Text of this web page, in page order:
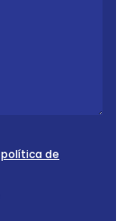
política de